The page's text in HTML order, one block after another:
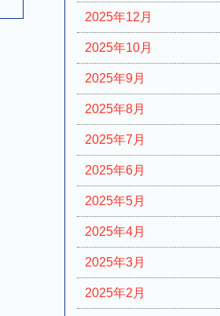
2025年12月
2025年10月
2025年9月
2025年8月
2025年7月
2025年6月
2025年5月
2025年4月
2025年3月
2025年2月